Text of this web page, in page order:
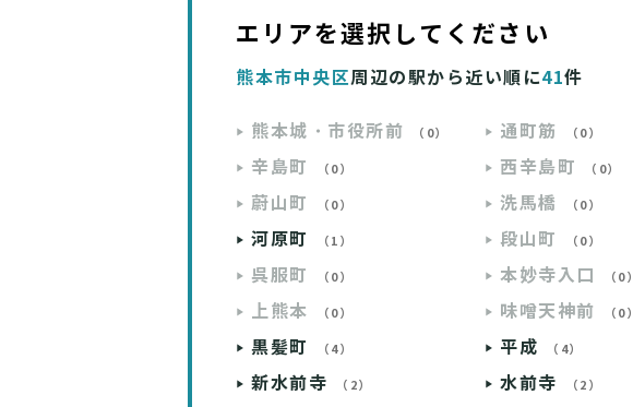
エリアを選択してください
熊本市中央区周辺の駅から近い順に41件
熊本城・市役所前 （0） 通町筋 （0）
辛島町 （0） 西辛島町 （0）
蔚山町 （0） 洗馬橋 （0）
河原町 （1） 段山町 （0）
呉服町 （0） 本妙寺入口 （0）
上熊本 （0） 味噌天神前 （0）
黒髪町 （4） 平成 （4）
新水前寺 （2） 水前寺 （2）